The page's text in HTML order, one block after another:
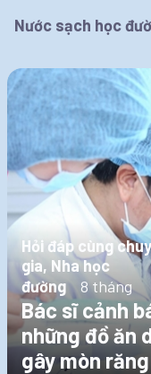
Nước sạch học
Hỏi đáp cùng
gia, Nha học
đường
8 tháng
Bác sĩ cảnh
những đồ ăn
gây mòn răng